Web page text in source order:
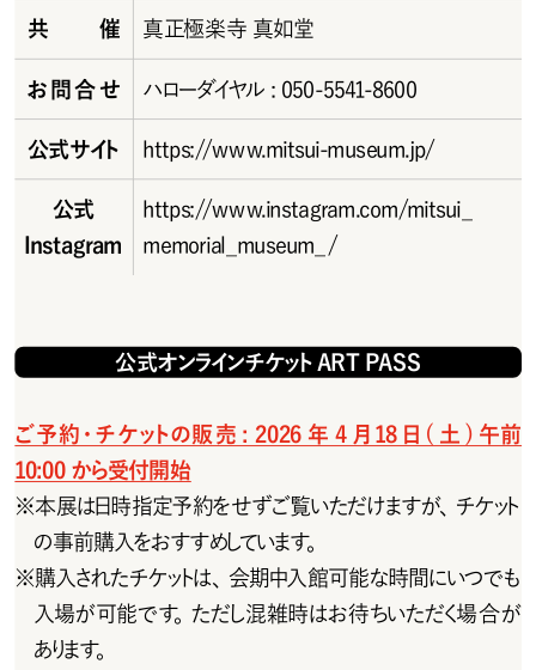
共催真正極楽寺 真如堂
お問合せ ハローダイヤル: 050-5541-8600
公 式 サイト https://www.mitsui-museum.jp/
公式
Instagram
ht tps://w w w.instagram.com/mitsui_
memorial_museum_/
公式オンラインチケットART PASS
ご予約・チケットの販売: 2026年4月18日(土)午前
10:00 から受付開始
※本展は日時指定予約をせずご覧いただけますが、チケット
の事前購入をおすすめしています。
※購入されたチケットは、会期中入館可能な時間にいつでも
入場が可能です。ただし混雑時はお待ちいただく場合が
あります。